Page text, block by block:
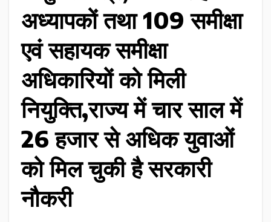
अध्यापकों तथा 109 समीक्षा
एवं सहायक समीक्षा
अधिकारियों को मिली
नियुक्ति,राज्य में चार साल में
26 हजार से अधिक युवाओं
को मिल चुकी है सरकारी
नौकरी